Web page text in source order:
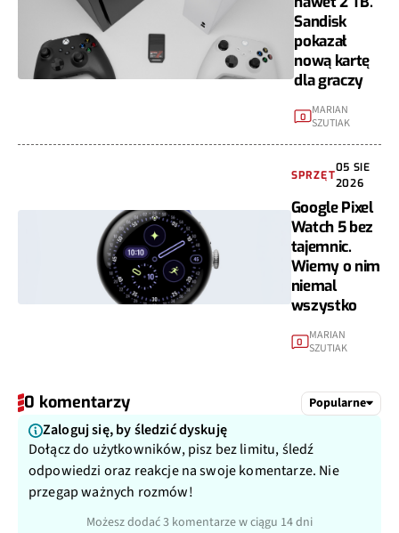
Sandisk
pokazał
nową kartę
dla graczy
0
MARIAN
SZUTIAK
SPRZĘT
05 SIE
2026
Google Pixel
Watch 5 bez
tajemnic.
Wiemy o nim
niemal
wszystko
0
MARIAN
SZUTIAK
0 komentarzy Popularne
Zaloguj się, by śledzić dyskuję
Dołącz do użytkowników, pisz bez limitu, śledź
odpowiedzi oraz reakcje na swoje komentarze. Nie
przegap ważnych rozmów!
Możesz dodać 3 komentarze w ciągu 14 dni